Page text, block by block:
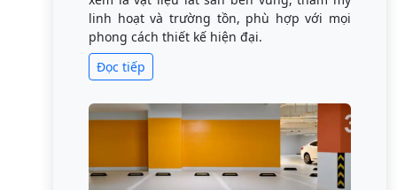
linh hoạt và trường tồn, phù hợp với mọi
phong cách thiết kế hiện đại.
Đọc tiếp